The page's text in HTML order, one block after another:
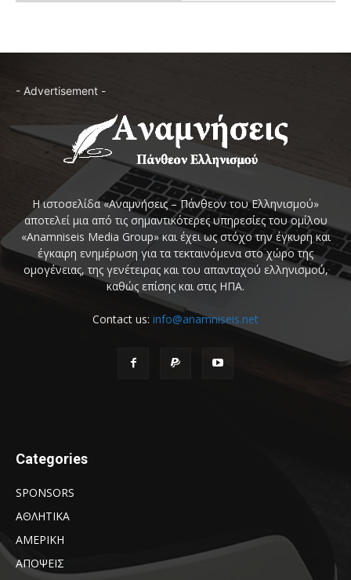
- Advertisement -
Η ιστοσελίδα «Αναμνήσεις – Πάνθεον του Ελληνισμού»
αποτελεί μια από τις σημαντικότερες υπηρεσίες του ομίλου
«Anamniseis Media Group» και έχει ως στόχο την έγκυρη και
έγκαιρη ενημέρωση για τα τεκταινόμενα στο χώρο της
ομογένειας, της γενέτειρας και του απανταχού ελληνισμού,
καθώς επίσης και στις ΗΠΑ.
Contact us: info@anamniseis.net
Categories
SPONSORS
ΑΘΛΗΤΙΚΑ
ΑΜΕΡΙΚΗ
ΑΠΟΨΕΙΣ